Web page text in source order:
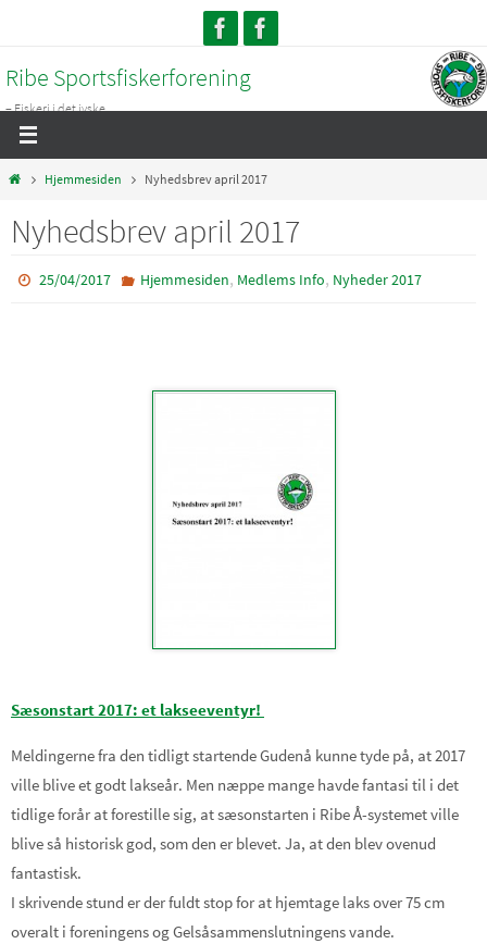
content
Ribe Sportsfiskerforening
– Fiskeri i det jyske...
HomeHjemmesiden Nyhedsbrev april 2017
Nyhedsbrev april 2017
25/04/2017 Hjemmesiden, Medlems Info, Nyheder 2017
Sæsonstart 2017: et lakseeventyr!
Meldingerne fra den tidligt startende Gudenå kunne tyde på, at 2017
ville blive et godt lakseår. Men næppe mange havde fantasi til i det
tidlige forår at forestille sig, at sæsonstarten i Ribe Å-systemet ville
blive så historisk god, som den er blevet. Ja, at den blev ovenud
fantastisk.
I skrivende stund er der fuldt stop for at hjemtage laks over 75 cm
overalt i foreningens og Gelsåsammenslutningens vande.